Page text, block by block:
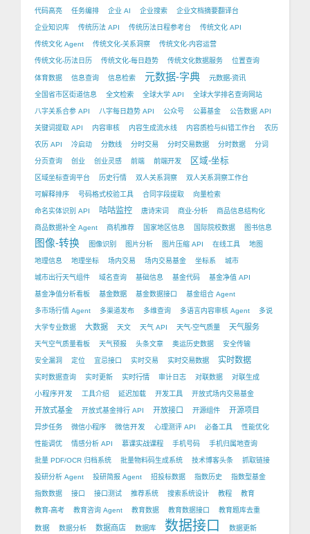
代码高亮 任务编排 企业 AI 企业搜索 企业文档摘要翻译台
企业知识库 传统历法 API 传统历法日程参考台 传统文化 API
传统文化 Agent 传统文化-关系洞察 传统文化-内容运营
传统文化-历法日历 传统文化-每日趋势 传统文化数据服务 位置查询
体育数据 信息查询 信息检索 元数据-字典 元数据-资讯
全国省市区街道信息 全文检索 全球大学 API 全球大学排名查询网站
八字关系合参 API 八字每日趋势 API 公众号 公募基金 公告数据 API
关键词提取 API 内容审核 内容生成流水线 内容质检与纠错工作台 农历
农历 API 冷启动 分数线 分时交易 分时交易数据 分时数据 分词
分页查询 创业 创业灵感 前端 前端开发 区域-坐标
区域坐标查询平台 历史行情 双人关系洞察 双人关系洞察工作台
可解释排序 号码格式校验工具 合同字段提取 向量检索
命名实体识别 API 咕咕监控 唐诗宋词 商业-分析 商品信息结构化
商品数据补全 Agent 商机推荐 国家地区信息 国际院校数据 图书信息
图像-转换 图像识别 图片分析 图片压缩 API 在线工具 地图
地理信息 地理坐标 场内交易 场内交易基金 坐标系 城市
城市出行天气组件 域名查询 基础信息 基金代码 基金净值 API
基金净值分析看板 基金数据 基金数据接口 基金组合 Agent
多市场行情 Agent 多渠道发布 多维查询 多语言内容审核 Agent 多说
大学专业数据 大数据 天文 天气 API 天气-空气质量 天气服务
天气空气质量看板 天气预报 头条文章 奥运历史数据 安全传输
安全漏洞 定位 宜忌接口 实时交易 实时交易数据 实时数据
实时数据查询 实时更新 实时行情 审计日志 对联数据 对联生成
小程序开发 工具介绍 延迟加载 开发工具 开放式场内交易基金
开放式基金 开放式基金排行 API 开放接口 开源组件 开源项目
异步任务 微信小程序 微信开发 心理测评 API 必备工具 性能优化
性能调优 情感分析 API 慕课实战课程 手机号码 手机归属地查询
批量 PDF/OCR 归档系统 批量物料码生成系统 技术博客头条 抓取链接
投研分析 Agent 投研简报 Agent 招投标数据 指数历史 指数型基金
指数数据 接口 接口测试 推荐系统 搜索系统设计 教程 教育
教育-高考 教育咨询 Agent 教育数据 教育数据接口 教育题库去重
数据 数据分析 数据商店 数据库 数据接口 数据更新